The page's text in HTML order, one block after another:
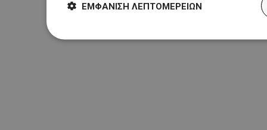
ΕΜΦΆΝΙΣΗ ΛΕΠΤΟΜΕΡΕΙΏΝ